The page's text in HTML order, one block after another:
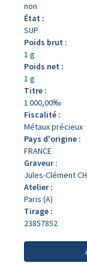
non
État :
SUP
Poids brut :
1 g
Poids net :
1 g
Titre :
1 000,00‰
Fiscalité :
Métaux précieux
Pays d'origine :
FRANCE
Graveur :
Jules-Clément
Atelier :
Paris (A)
Tirage :
23857852